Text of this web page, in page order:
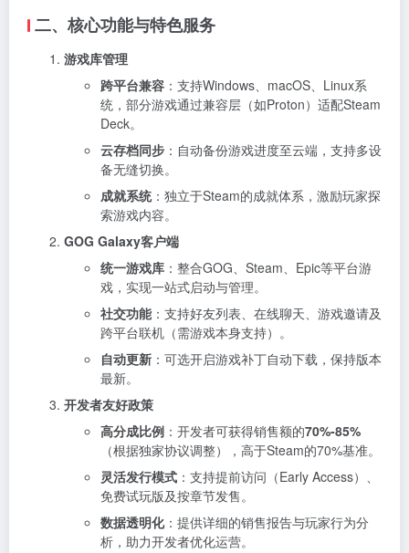
二、核心功能与特色服务
游戏库管理
跨平台兼容 ：支持Windows、macOS、Linux系
统，部分游戏通过兼容层（如Proton）适配Steam
Deck。
云存档同步 ：自动备份游戏进度至云端，支持多设
备无缝切换。
成就系统：独立于Steam的成就体系，激励玩家探
索游戏内容。
GOG Galaxy客户端
统一游戏库 ：整合GOG、Steam、Epic等平台游
戏，实现一站式启动与管理。
社交功能：支持好友列表、在线聊天、游戏邀请及
跨平台联机（需游戏本身支持）。
自动更新 ：可选开启游戏补丁自动下载，保持版本
最新。
开发者友好政策
高分成比例 ：开发者可获得销售额的70%-85%
（根据独家协议调整），高于Steam的70%基准。
灵活发行模式 ：支持提前访问（Early Access）、
免费试玩版及按章节发售。
数据透明化：提供详细的销售报告与玩家行为分
析，助力开发者优化运营。